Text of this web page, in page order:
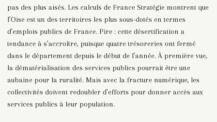
pas des plus aisés. Les calculs de France Stratégie montrent que
l’Oise est un des territoires les plus sous-dotés en termes
d’emplois publics de France. Pire : cette désertification a
tendance à s’accroître, puisque quatre trésoreries ont fermé
dans le département depuis le début de l’année. À première vue,
la dématérialisation des services publics pourrait être une
aubaine pour la ruralité. Mais avec la fracture numérique, les
collectivités doivent redoubler d’efforts pour donner accès aux
services publics à leur population.